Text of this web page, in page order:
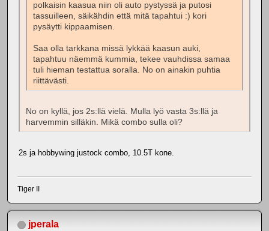
polkaisin kaasua niin oli auto pystyssä ja putosi
tassuilleen, säikähdin että mitä tapahtui :) kori
pysäytti kippaamisen.
Saa olla tarkkana missä lykkää kaasun auki,
tapahtuu näemmä kummia, tekee vauhdissa samaa
tuli hieman testattua soralla. No on ainakin puhtia
riittävästi.
No on kyllä, jos 2s:llä vielä. Mulla lyö vasta 3s:llä ja
harvemmin silläkin. Mikä combo sulla oli?
2s ja hobbywing justock combo, 10.5T kone.
Tiger II
jperala